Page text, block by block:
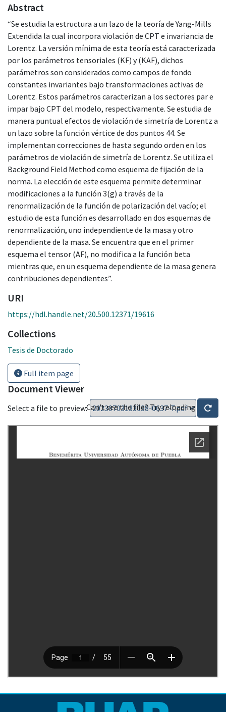
Abstract
“Se estudia la estructura a un lazo de la teoría de Yang-Mills
Extendida la cual incorpora violación de CPT e invariancia de
Lorentz. La versión mínima de esta teoría está caracterizada
por los parámetros tensoriales (KF) y (KAF), dichos
parámetros son considerados como campos de fondo
constantes invariantes bajo transformaciones activas de
Lorentz. Estos parámetros caracterizan a los sectores par e
impar bajo CPT del modelo, respectivamente. Se estudia de
manera puntual efectos de violación de simetría de Lorentz a
un lazo sobre la función vértice de dos puntos 44. Se
implementan correcciones de hasta segundo orden en los
parámetros de violación de simetría de Lorentz. Se utiliza el
Background Field Method como esquema de fijación de la
norma. La elección de este esquema permite determinar
modificaciones a la función 3(g) a través de la
renormalización de la función de polarización del vacío; el
estudio de esta función es desarrollado en dos esquemas de
renormalización, uno independiente de la masa y otro
dependiente de la masa. Se encuentra que en el primer
esquema el tensor (AF), no modifica a la función beta
mientras que, en un esquema dependiente de la masa genera
contribuciones dependientes”.
URI
https://hdl.handle.net/20.500.12371/19616
Collections
Tesis de Doctorado
Full item page
Document Viewer
Select a file to preview:Can't see the file? Try reloading